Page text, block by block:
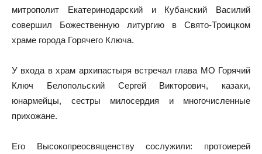
митрополит Екатеринодарский и Кубанский Василий
совершил Божественную литургию в Свято-Троицком
храме города Горячего Ключа.
У входа в храм архипастыря встречал глава МО Горячий
Ключ Белопольский Сергей Викторович, казаки,
юнармейцы, сестры милосердия и многочисленные
прихожане.
Его Высокопреосвященству сослужили: протоиерей